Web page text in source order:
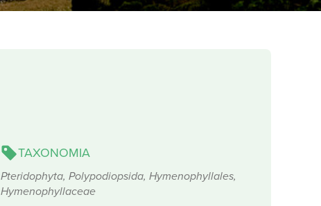
TAXONOMIA
Pteridophyta, Polypodiopsida, Hymenophyllales,
Hymenophyllaceae